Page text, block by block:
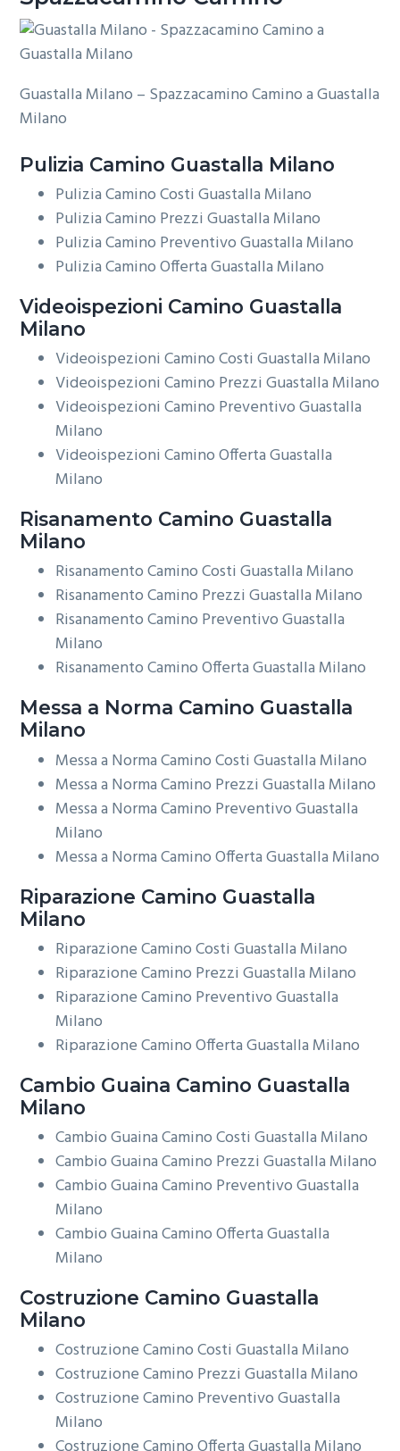
Guastalla Milano – Spazzacamino Camino a Guastalla
Milano
Pulizia Camino Guastalla Milano
Pulizia Camino Costi Guastalla Milano
Pulizia Camino Prezzi Guastalla Milano
Pulizia Camino Preventivo Guastalla Milano
Pulizia Camino Offerta Guastalla Milano
Videoispezioni Camino Guastalla
Milano
Videoispezioni Camino Costi Guastalla Milano
Videoispezioni Camino Prezzi Guastalla Milano
Videoispezioni Camino Preventivo Guastalla
Milano
Videoispezioni Camino Offerta Guastalla
Milano
Risanamento Camino Guastalla
Milano
Risanamento Camino Costi Guastalla Milano
Risanamento Camino Prezzi Guastalla Milano
Risanamento Camino Preventivo Guastalla
Milano
Risanamento Camino Offerta Guastalla Milano
Messa a Norma Camino Guastalla
Milano
Messa a Norma Camino Costi Guastalla Milano
Messa a Norma Camino Prezzi Guastalla Milano
Messa a Norma Camino Preventivo Guastalla
Milano
Messa a Norma Camino Offerta Guastalla Milano
Riparazione Camino Guastalla
Milano
Riparazione Camino Costi Guastalla Milano
Riparazione Camino Prezzi Guastalla Milano
Riparazione Camino Preventivo Guastalla
Milano
Riparazione Camino Offerta Guastalla Milano
Cambio Guaina Camino Guastalla
Milano
Cambio Guaina Camino Costi Guastalla Milano
Cambio Guaina Camino Prezzi Guastalla Milano
Cambio Guaina Camino Preventivo Guastalla
Milano
Cambio Guaina Camino Offerta Guastalla
Milano
Costruzione Camino Guastalla
Milano
Costruzione Camino Costi Guastalla Milano
Costruzione Camino Prezzi Guastalla Milano
Costruzione Camino Preventivo Guastalla
Milano